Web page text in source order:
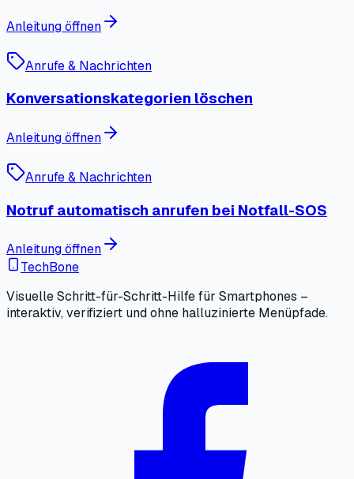
Anleitung öffnen
Anrufe & Nachrichten
Konversationskategorien löschen
Anleitung öffnen
Anrufe & Nachrichten
Notruf automatisch anrufen bei Notfall-SOS
Anleitung öffnen
TechBone
Visuelle Schritt-für-Schritt-Hilfe für Smartphones –
interaktiv, verifiziert und ohne halluzinierte Menüpfade.